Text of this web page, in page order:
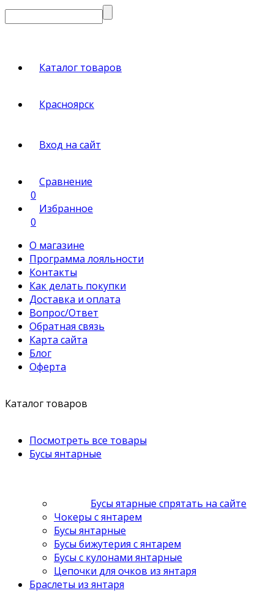
Каталог товаров
Красноярск
Вход на сайт
Сравнение
0
Избранное
0
О магазине
Программа лояльности
Контакты
Как делать покупки
Доставка и оплата
Вопрос/Ответ
Обратная связь
Карта сайта
Блог
Оферта
Каталог товаров
Посмотреть все товары
Бусы янтарные
Бусы ятарные спрятать на сайте
Чокеры с янтарем
Бусы янтарные
Бусы бижутерия с янтарем
Бусы с кулонами янтарные
Цепочки для очков из янтаря
Браслеты из янтаря